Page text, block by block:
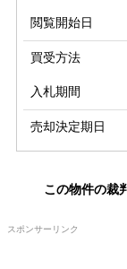
閲覧開始日
買受方法
入札期間
売却決定期日
この物件の裁
スポンサーリンク